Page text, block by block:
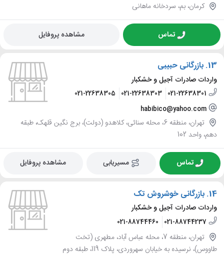
کرمان، بم، سردخانه ماهانی
تماس مشاهده پروفایل
13. بازرگانی حبیبی
واردات صادرات آجیل و خشکبار
021-22638301
021-22638303
021-22638305
habibico@yahoo.com
تهران، منطقه 6، محله سنائی، کلاهدو (دولت)، برج نگین قلهک، طبقه
دهم، واحد 102
تماس مسیریابی مشاهده پروفایل
14. بازرگانی خوشروش تک
واردات صادرات آجیل و خشکبار
021-88744237
021-88744460
تهران، منطقه 7، محله عباس آباد، مطهری (تخت
طاووس)، نرسیده به خیابان سهروردی، پلاک 119، طبقه دوم